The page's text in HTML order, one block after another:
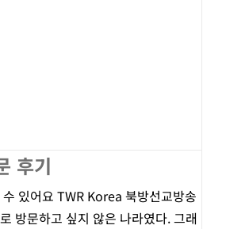
후기
있어요 TWR Korea 북방선교방송
방문하고 싶지 않은 나라였다. 그래